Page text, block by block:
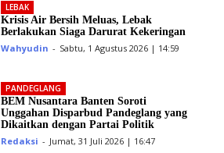
LEBAK
Krisis Air Bersih Meluas, Lebak
Berlakukan Siaga Darurat Kekeringan
Wahyudin - Sabtu, 1 Agustus 2026 | 14:59
PANDEGLANG
BEM Nusantara Banten Soroti
Unggahan Disparbud Pandeglang yang
Dikaitkan dengan Partai Politik
Redaksi - Jumat, 31 Juli 2026 | 16:47